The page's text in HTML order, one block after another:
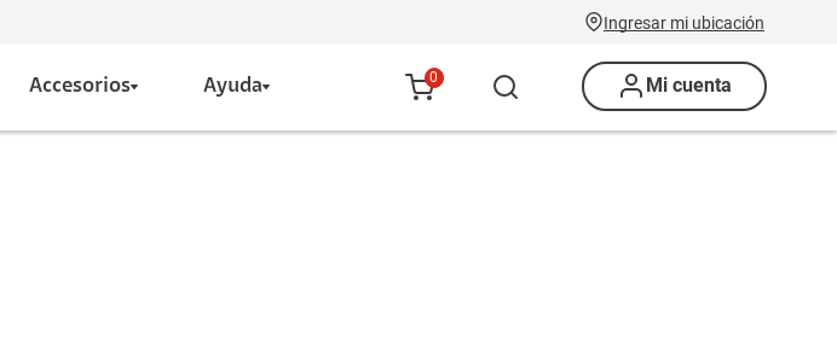
Ingresar mi ubicación
Accesorios Ayuda 0 Mi cuenta